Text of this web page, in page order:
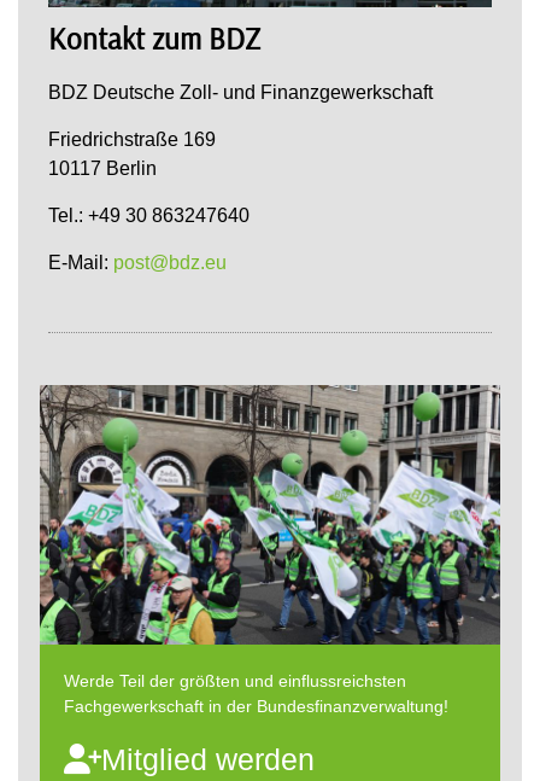
Kontakt zum BDZ
BDZ Deutsche Zoll- und Finanzgewerkschaft
Friedrichstraße 169
10117 Berlin
Tel.: +49 30 863247640
E-Mail: post@bdz.eu
Werde Teil der größten und einflussreichsten
Fachgewerkschaft in der Bundesfinanzverwaltung!
Mitglied werden